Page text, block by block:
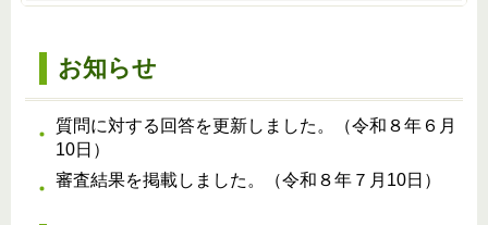
お知らせ
質問に対する回答を更新しました。（令和８年６月
10日）
審査結果を掲載しました。（令和８年７月10日）